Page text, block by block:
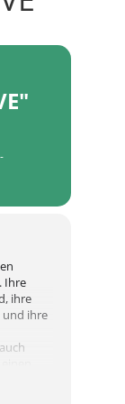
Ihre
ihre
und ihre